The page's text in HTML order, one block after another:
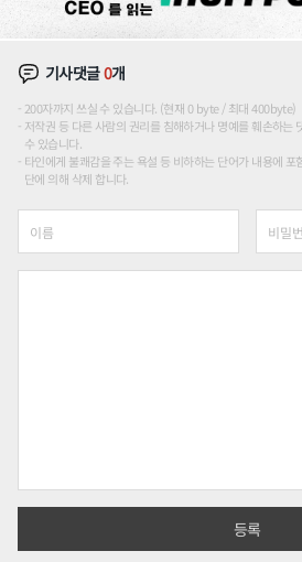
기사댓글0개
200자까지 쓰실 수 있습니다. (현재 0 byte / 최대 400byte)
저작권 등 다른 사람의 권리를 침해하거나 명예를 훼손하는
수 있습니다.
타인에게 불쾌감을 주는 욕설 등 비하하는 단어가 내용에
단에 의해 삭제 합니다.